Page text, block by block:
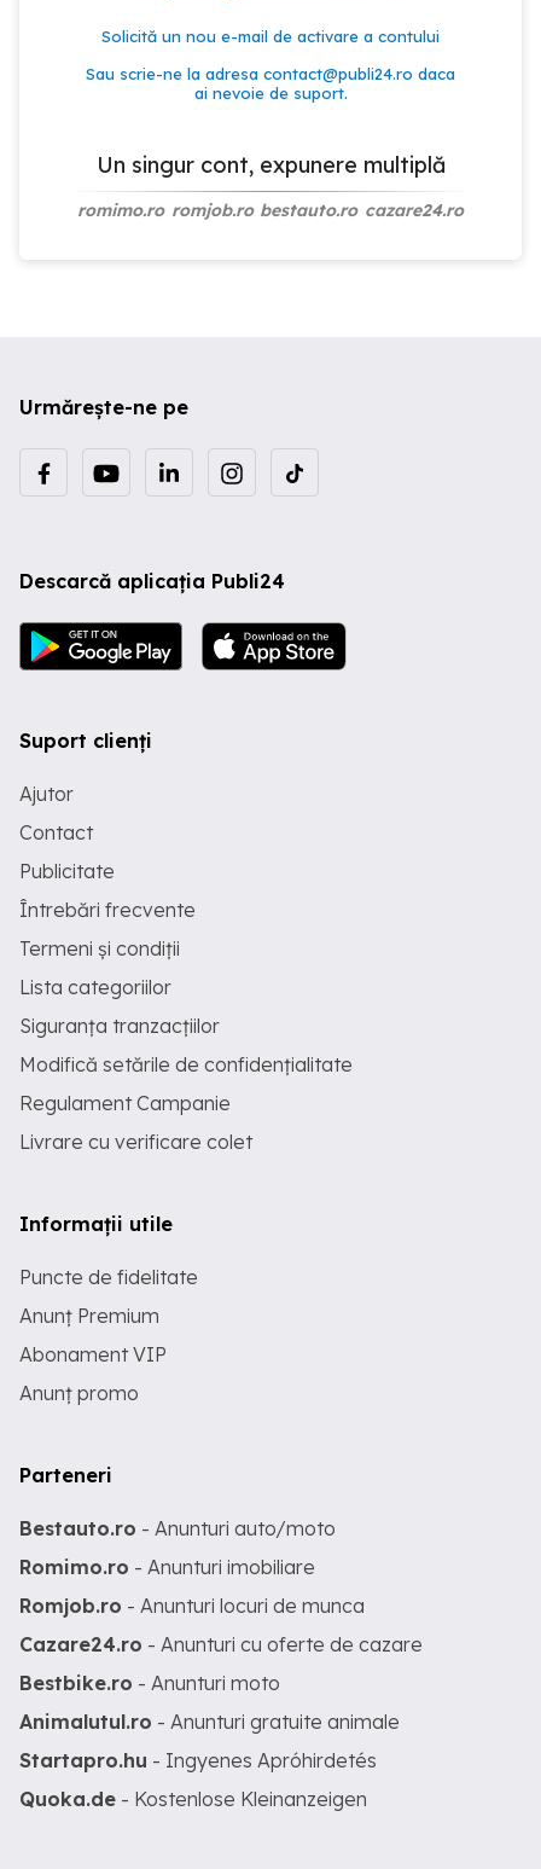
Solicită un nou e-mail de activare a contului
Sau scrie-ne la adresa contact@publi24.ro daca
ai nevoie de suport.
Un singur cont, expunere multiplă
romimo.ro romjob.ro bestauto.ro cazare24.ro
Urmărește-ne pe
Descarcă aplicația Publi24
Suport clienți
Ajutor
Contact
Publicitate
Întrebări frecvente
Termeni și condiții
Lista categoriilor
Siguranța tranzacțiilor
Modifică setările de confidențialitate
Regulament Campanie
Livrare cu verificare colet
Informații utile
Puncte de fidelitate
Anunț Premium
Abonament VIP
Anunț promo
Parteneri
Bestauto.ro - Anunturi auto/moto
Romimo.ro - Anunturi imobiliare
Romjob.ro - Anunturi locuri de munca
Cazare24.ro - Anunturi cu oferte de cazare
Bestbike.ro - Anunturi moto
Animalutul.ro - Anunturi gratuite animale
Startapro.hu - Ingyenes Apróhirdetés
Quoka.de - Kostenlose Kleinanzeigen